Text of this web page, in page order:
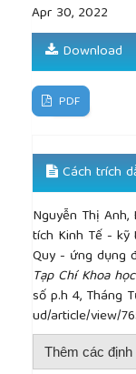
5.
[10]
"Optimal
connected
3, pp. 309-
systems”,
[12]Xiao,
capacity
[13]
Electrical
Apr 30, 2022
Download
PDF
Cách trích
Nguyễn Thị Anh,
tích Kinh Tế -
Quy - ứng dụng
Tạp Chí Khoa
số p.h 4, Tháng
ud/article/view/
Thêm các